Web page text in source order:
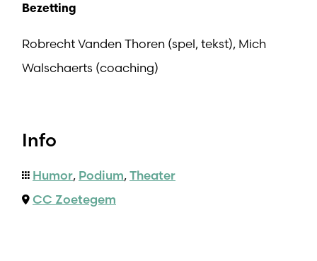
Bezetting
Robrecht Vanden Thoren (spel, tekst), Mich
Walschaerts (coaching)
Info
Humor, Podium,Theater
CC Zoetegem